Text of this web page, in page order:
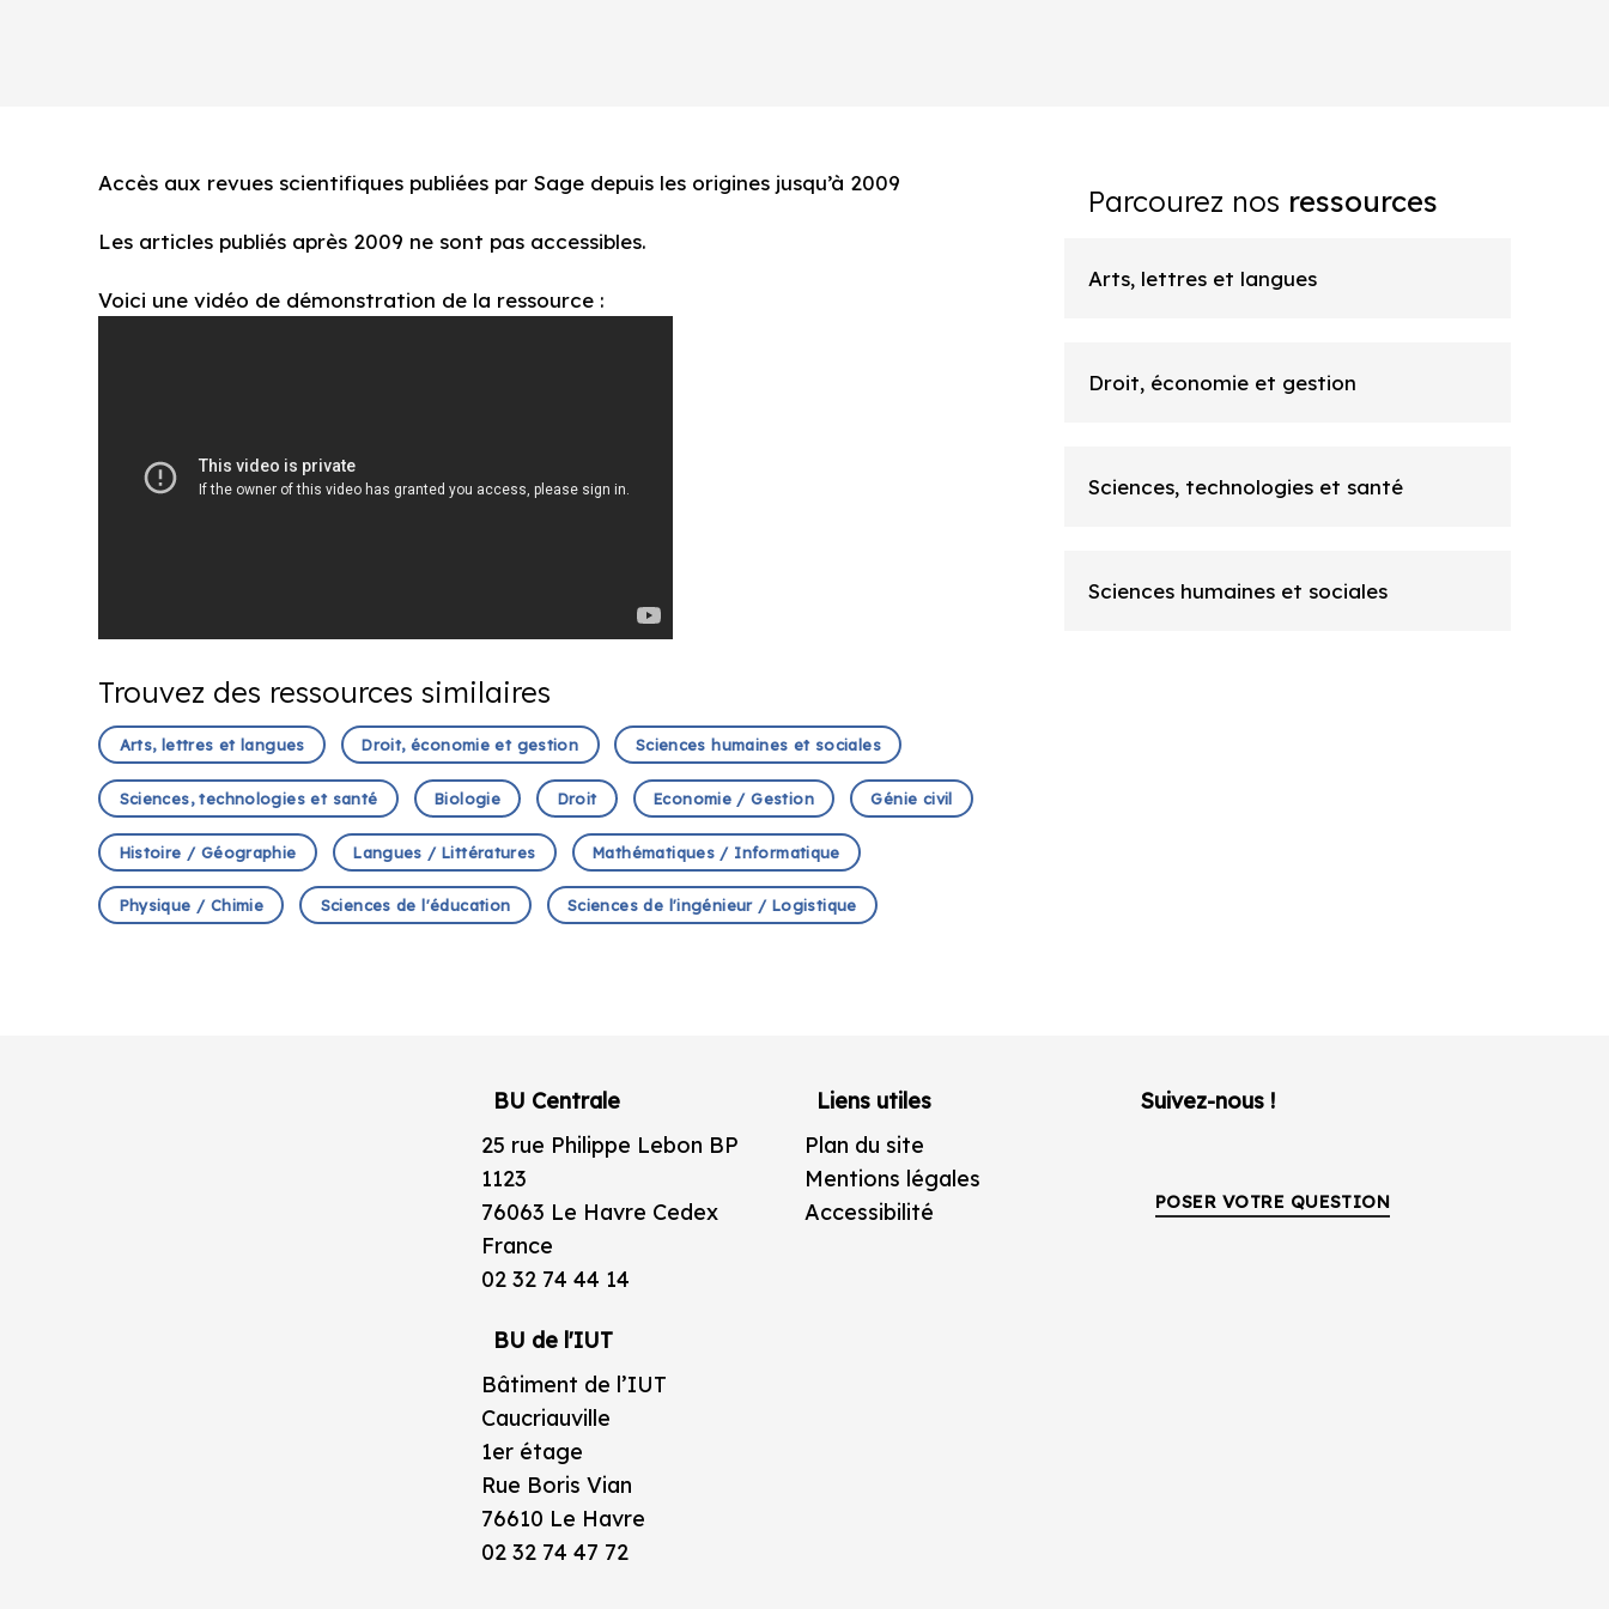
Accès aux revues scientifiques publiées par Sage depuis les origines jusqu’à 2009
Les articles publiés après 2009 ne sont pas accessibles.
Voici une vidéo de démonstration de la ressource :
Trouvez des ressources similaires
Arts, lettres et langues Droit, économie et gestion Sciences humaines et sociales
Sciences, technologies et santé Biologie Droit Economie / Gestion Génie civil
Histoire / Géographie Langues / Littératures Mathématiques / Informatique
Physique / Chimie Sciences de l'éducation Sciences de l'ingénieur / Logistique
Parcourez nos ressources
Arts, lettres et langues
Droit, économie et gestion
Sciences, technologies et santé
Sciences humaines et sociales
BU Centrale
25 rue Philippe Lebon BP
1123
76063 Le Havre Cedex
France
02 32 74 44 14
BU de l'IUT
Bâtiment de l’IUT
Caucriauville
1er étage
Rue Boris Vian
76610 Le Havre
02 32 74 47 72
Liens utiles
Plan du site
Mentions légales
Accessibilité
Suivez-nous !
POSER VOTRE QUESTION